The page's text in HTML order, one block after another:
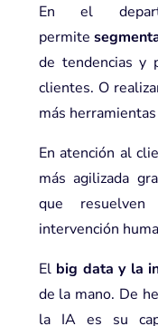
En el
permite
de tendencias y
clientes. O
más
En atención al
más agilizada
que resuelven
intervención
El big data y la
de la mano. De
la IA es su